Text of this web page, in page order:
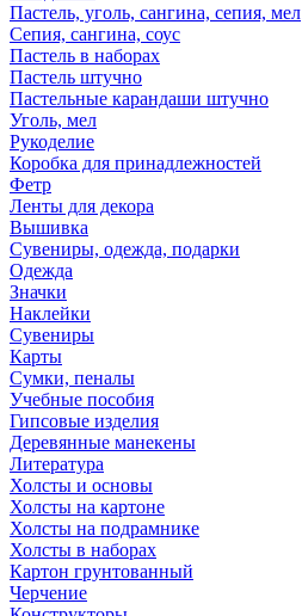
Пастель, уголь, сангина, сепия, мел
Сепия, сангина, соус
Пастель в наборах
Пастель штучно
Пастельные карандаши штучно
Уголь, мел
Рукоделие
Коробка для принадлежностей
Фетр
Ленты для декора
Вышивка
Сувениры, одежда, подарки
Одежда
Значки
Наклейки
Сувениры
Карты
Сумки, пеналы
Учебные пособия
Гипсовые изделия
Деревянные манекены
Литература
Холсты и основы
Холсты на картоне
Холсты на подрамнике
Холсты в наборах
Картон грунтованный
Черчение